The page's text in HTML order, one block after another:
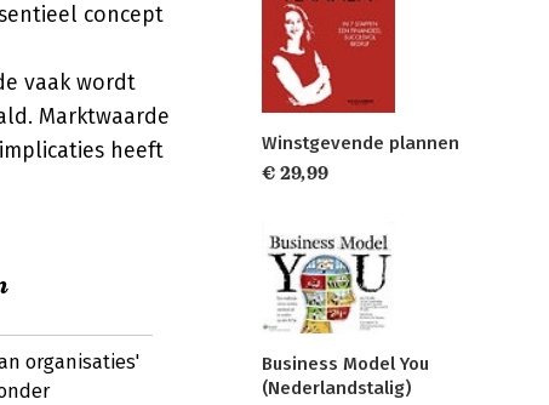
concept
vaak wordt
Marktwaarde
heeft
organisaties'
Winstgevende plannen
€ 29,99
Business Model You
(Nederlandstalig)